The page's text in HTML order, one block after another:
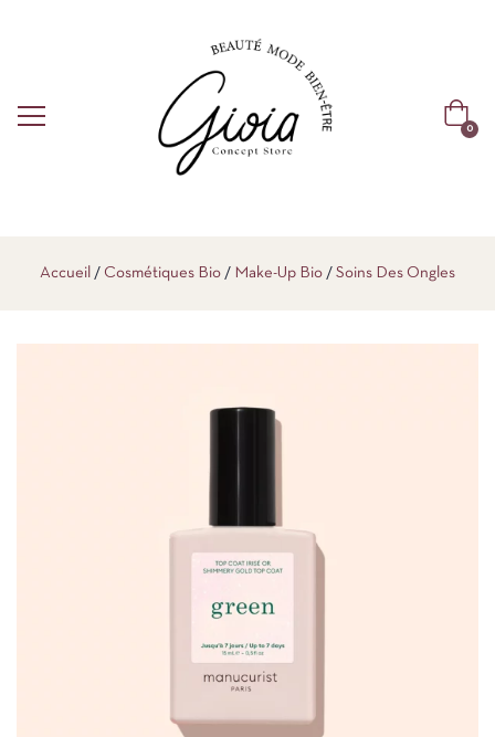
0
Accueil Cosmétiques Bio Make-Up Bio Soins Des Ongles